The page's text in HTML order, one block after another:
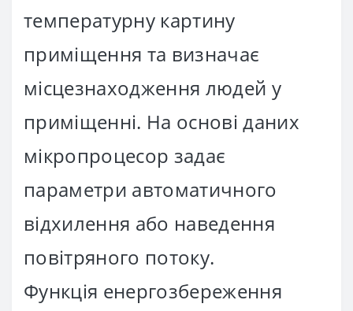
температурну картину
приміщення та визначає
місцезнаходження людей у ​​
приміщенні. На основі даних
мікропроцесор задає
параметри автоматичного
відхилення або наведення
повітряного потоку.
Функція енергозбереження